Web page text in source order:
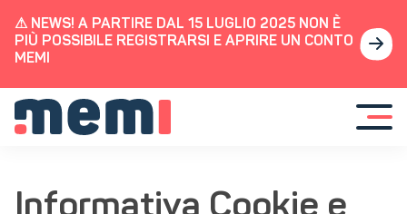
⚠ NEWS! A PARTIRE DAL 15 LUGLIO 2025 NON È
PIÙ POSSIBILE REGISTRARSI E APRIRE UN CONTO
MEMI
N
Informativa Cookie e